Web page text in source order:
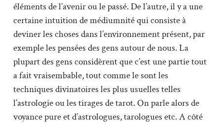
éléments de l’avenir ou le passé. De l’autre, il y a une
certaine intuition de médiumnité qui consiste à
deviner les choses dans l’environnement présent, par
exemple les pensées des gens autour de nous. La
plupart des gens considèrent que c’est une partie tout
a fait vraisembable, tout comme le sont les
techniques divinatoires les plus usuelles telles
l’astrologie ou les tirages de tarot. On parle alors de
voyance pure et d’astrologues, tarologues etc. A côté